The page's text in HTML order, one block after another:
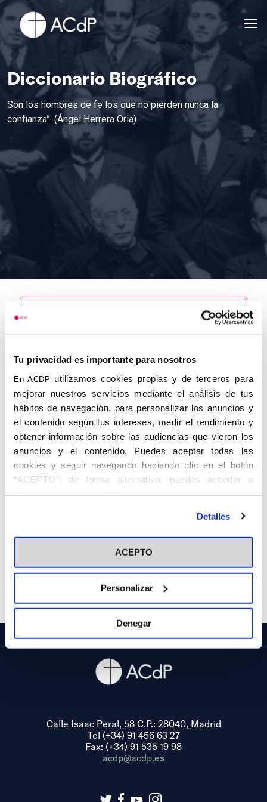
Tu privacidad es importante para nosotros
En ACDP utilizamos cookies propias y de terceros para
mejorar nuestros servicios mediante el análisis de tus
hábitos de navegación, para personalizar los anuncios y
el contenido según tus intereses, medir el rendimiento y
obtener información sobre las audiencias que vieron los
anuncios y el contenido. Puedes aceptar todas las
cookies y seguir navegando haciendo clic en el botón
“ACEPTO”; de forma alternativa, puedes acceder a
información más detallada y cambiar tus preferencias
en el botón "Personalizar". Para más información puedes
visitar nuestra Política de Cookies
Detalles
ACEPTO
Personalizar
Denegar
Diccionario Biográfico
Son los hombres de fe los que no pierden nunca la
confianza”. (Ángel Herrera Oria)
García
Sánchez,
Andrés
Autor
Centro de
adscripción
Salamanca
Fecha de
nacimiento
01/01/1902
Lugar de
Fecha de
defunción
Lugar de
defunción
Calle Isaac Peral, 58 C.P.: 28040, Madrid
Tel (+34) 91 456 63 27
Fax: (+34) 91 535 19 98
acdp@acdp.es